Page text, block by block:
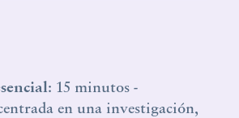
: 15 minutos -
en una investigación,